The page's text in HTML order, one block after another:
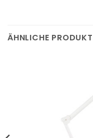
ÄHNLICHE